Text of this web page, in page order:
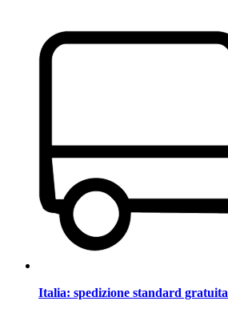
Italia: spedizione standard gratuita